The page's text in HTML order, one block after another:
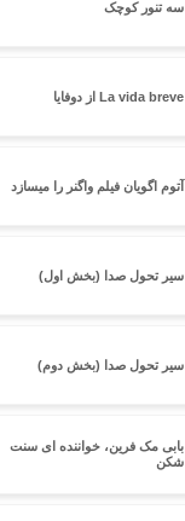
سه تنور کوچک
La vida breve از دوفایا
آتوم اگویان فیلم واگنر را میسازد
سیر تحول صدا (بخش اول)
سیر تحول صدا (بخش دوم)
بابی مک فرین، خواننده ای سنت
شکن